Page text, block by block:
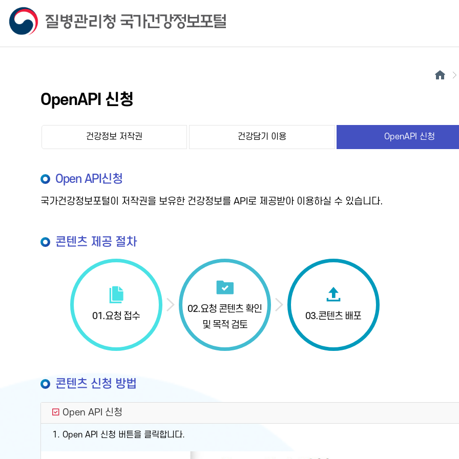
OpenAPI 신청
건강정보 저작권 건강담기 이용 OpenAPI 신청
Open API신청
국가건강정보포털이 저작권을 보유한 건강정보를 API로 제공받아 이용하실 수 있습니다.
콘텐츠 제공 절차
01.요청 접수
02.요청 콘텐츠 확인
및 목적 검토
03.콘텐츠 배포
콘텐츠 신청 방법
Open API 신청
1. Open API 신청 버튼을 클릭합니다.